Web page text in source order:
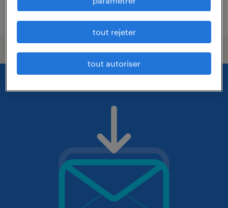
publié le 15 juillet 2026
tout rejeter
tout autoriser